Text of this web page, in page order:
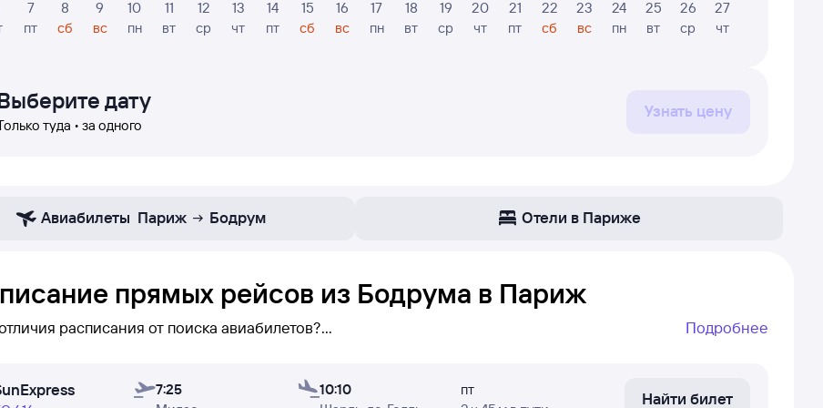
7
пт
8
сб
9
вс
10
пн
11
вт
12
ср
13
чт
14
пт
15
сб
16
вс
17
пн
18
вт
19
ср
20
чт
21
пт
22
сб
23
вс
24
пн
25
вт
26
ср
27
чт
дату
туда • за одного
Узнать цену
Авиабилеты Париж Бодрум Отели в Париже
прямых рейсов из Бодрума в Париж
расписания от поиска авиабилетов?
вы сможете его увидеть (при поиске авиабилетов бывает сложно найти рейс без пересадок, если он не
Подробнее
7:25
10:10
пт
Найти билет